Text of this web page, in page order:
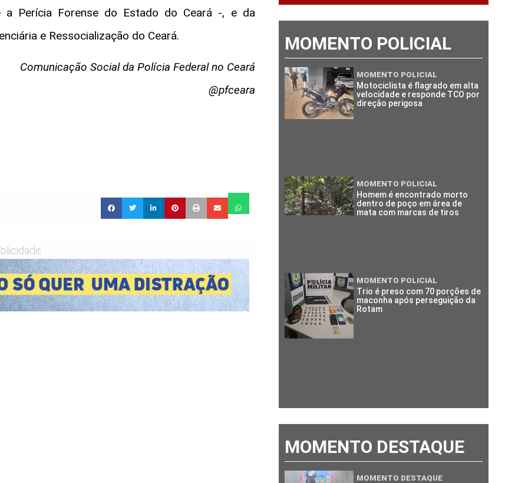
a Perícia Forense do Estado do Ceará -, e da
e Ressocialização do Ceará.
Comunicação Social da Polícia Federal no Ceará
@pfceara
MOMENTO POLICIAL
MOMENTO POLICIAL
Motociclista é flagrado em alta
velocidade e responde TCO por
direção perigosa
MOMENTO POLICIAL
Homem é encontrado morto
dentro de poço em área de
mata com marcas de tiros
MOMENTO POLICIAL
Trio é preso com 70 porções de
maconha após perseguição da
Rotam
MOMENTO DESTAQUE
MOMENTO DESTAQUE